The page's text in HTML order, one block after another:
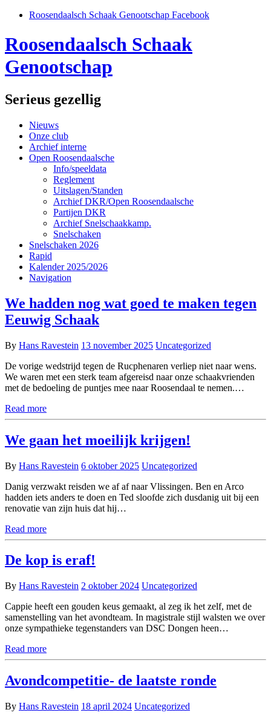
Roosendaalsch Schaak Genootschap Facebook
Roosendaalsch Schaak
Genootschap
Serieus gezellig
Nieuws
Onze club
Archief interne
Open Roosendaalsche
Info/speeldata
Reglement
Uitslagen/Standen
Archief DKR/Open Roosendaalsche
Partijen DKR
Archief Snelschaakkamp.
Snelschaken
Snelschaken 2026
Rapid
Kalender 2025/2026
Navigation
We hadden nog wat goed te maken tegen
Eeuwig Schaak
By Hans Ravestein 13 november 2025 Uncategorized
De vorige wedstrijd tegen de Rucphenaren verliep niet naar wens.
We waren met een sterk team afgereisd naar onze schaakvrienden
met de bedoeling de puntjes mee naar Roosendaal te nemen.…
Read more
We gaan het moeilijk krijgen!
By Hans Ravestein 6 oktober 2025 Uncategorized
Danig verzwakt reisden we af af naar Vlissingen. Ben en Arco
hadden iets anders te doen en Ted sloofde zich dusdanig uit bij een
renovatie van zijn huis dat hij…
Read more
De kop is eraf!
By Hans Ravestein 2 oktober 2024 Uncategorized
Cappie heeft een gouden keus gemaakt, al zeg ik het zelf, met de
samenstelling van het avondteam. In magistrale stijl walsten we over
onze sympathieke tegenstanders van DSC Dongen heen…
Read more
Avondcompetitie- de laatste ronde
By Hans Ravestein 18 april 2024 Uncategorized